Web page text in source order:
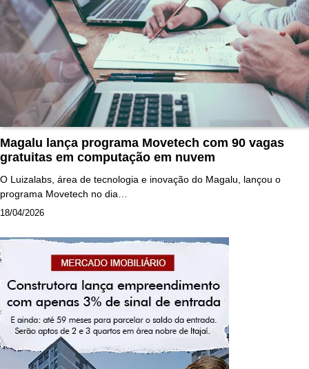
Magalu lança programa Movetech com 90 vagas
gratuitas em computação em nuvem
O Luizalabs, área de tecnologia e inovação do Magalu, lançou o
programa Movetech no dia…
18/04/2026